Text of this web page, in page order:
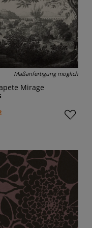
Maßanfertigung möglich
Mirage